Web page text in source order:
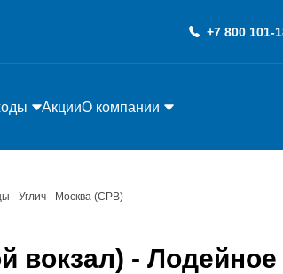
+7 800 101-
АкцииО компании
- Углич - Москва (СРВ)
вокзал) - Лодейное